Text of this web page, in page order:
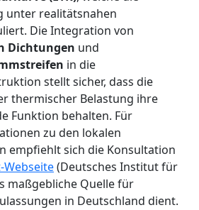
unter realitätsnahen
Die Integration von
Dichtungen und
in die
stellt sicher, dass die
thermischer Belastung ihre
Funktion behalten. Für
zu den lokalen
empfiehlt sich die Konsultation
Webseite(Deutsches Institut für
maßgebliche Quelle für
in Deutschland dient.